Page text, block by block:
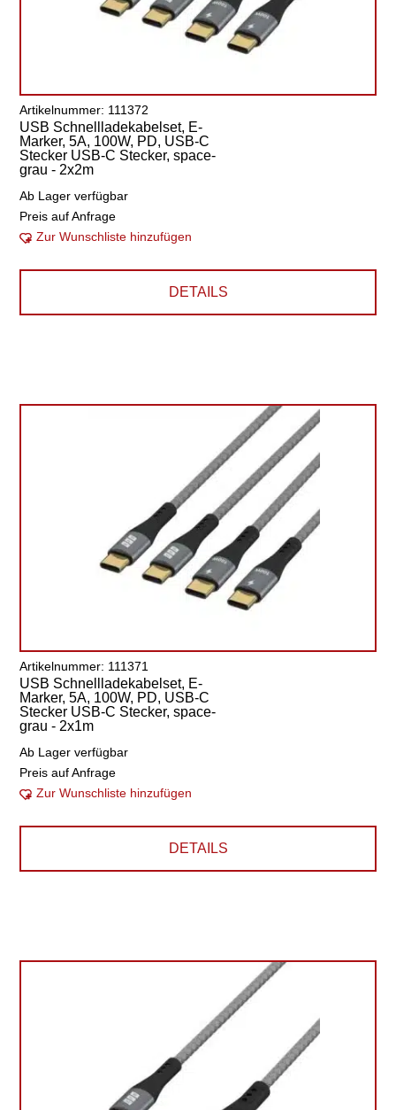
Artikelnummer: 111372
USB Schnellladekabelset, E-
Marker, 5A, 100W, PD, USB-C
Stecker USB-C Stecker, space-
grau - 2x2m
Ab Lager verfügbar
Preis auf Anfrage
Zur Wunschliste hinzufügen
DETAILS
Artikelnummer: 111371
USB Schnellladekabelset, E-
Marker, 5A, 100W, PD, USB-C
Stecker USB-C Stecker, space-
grau - 2x1m
Ab Lager verfügbar
Preis auf Anfrage
Zur Wunschliste hinzufügen
DETAILS